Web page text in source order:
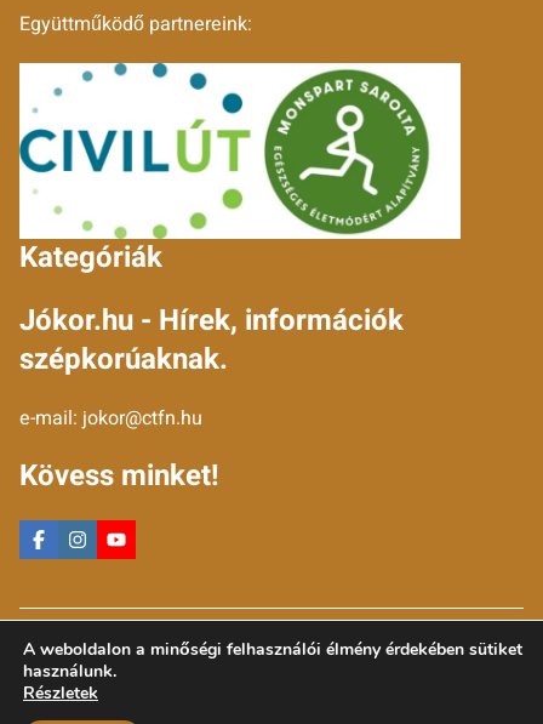
Együttműködő partnereink:
Kategóriák
Jókor.hu - Hírek, információk
szépkorúaknak.
e-mail: jokor@ctfn.hu
Kövess minket!
Copyright © 2024 jokor.hu. Minden jog fenntartva.
A weboldalon a minőségi felhasználói élmény érdekében sütiket
használunk.
Részletek